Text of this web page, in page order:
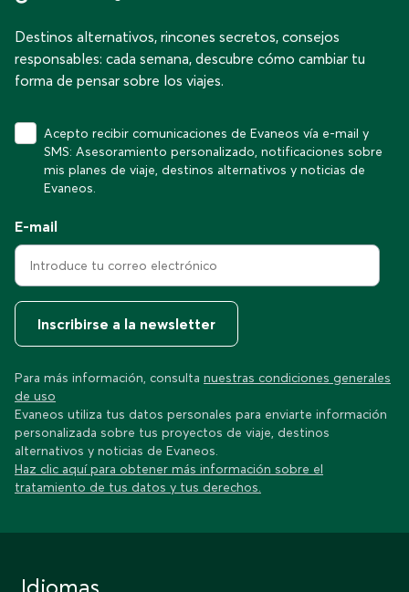
Destinos alternativos, rincones secretos, consejos
responsables: cada semana, descubre cómo cambiar tu
forma de pensar sobre los viajes.
Acepto recibir comunicaciones de Evaneos vía e-mail y
SMS: Asesoramiento personalizado, notificaciones sobre
mis planes de viaje, destinos alternativos y noticias de
Evaneos.
E-mail
Inscribirse a la newsletter
Para más información, consulta nuestras condiciones generales
de uso
Evaneos utiliza tus datos personales para enviarte información
personalizada sobre tus proyectos de viaje, destinos
alternativos y noticias de Evaneos.
Haz clic aquí para obtener más información sobre el
tratamiento de tus datos y tus derechos.